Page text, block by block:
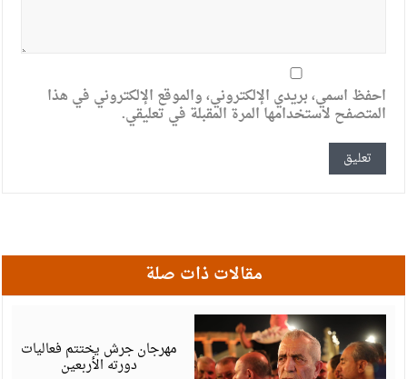
احفظ اسمي، بريدي الإلكتروني، والموقع الإلكتروني في هذا
المتصفح لاستخدامها المرة المقبلة في تعليقي.
مقالات ذات صلة
مهرجان جرش يختتم فعاليات
دورته الأربعين